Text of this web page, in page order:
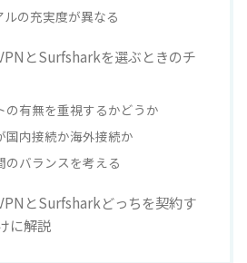
ルの充実度が異なる
とSurfsharkを選ぶときのチ
の有無を重視するかどうか
国内接続か海外接続か
のバランスを考える
とSurfsharkどっちを契約す
に解説